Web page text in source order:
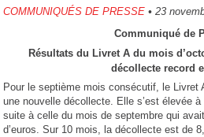
COMMUNIQUÉS DE PRESSE • 23
Communiqué de
Résultats du Livret A du mois
décollecte record
Pour le septième mois consécutif, le Livret
une nouvelle décollecte. Elle s’est élevée
suite à celle du mois de septembre qui
d’euros. Sur 10 mois, la décollecte est de